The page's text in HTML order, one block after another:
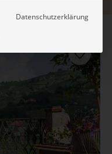
Datenschutzerklärung